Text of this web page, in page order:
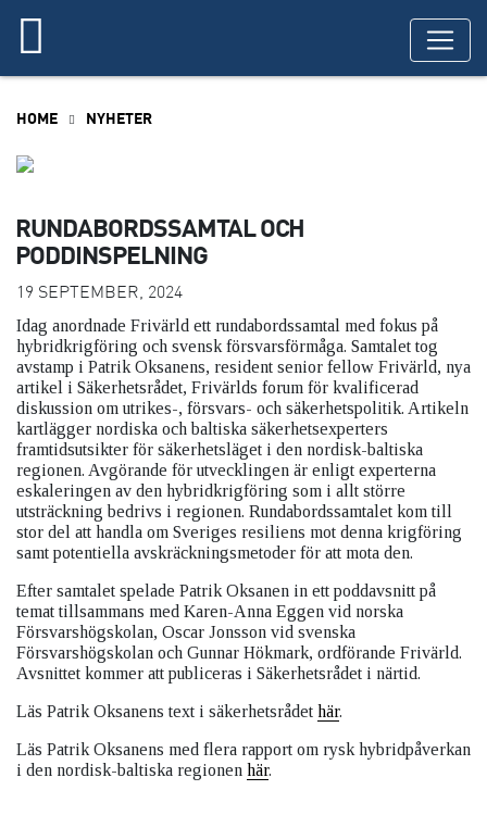
HOME NYHETER
RUNDABORDSSAMTAL OCH
PODDINSPELNING
19 SEPTEMBER, 2024
Idag anordnade Frivärld ett rundabordssamtal med fokus på
hybridkrigföring och svensk försvarsförmåga. Samtalet tog
avstamp i Patrik Oksanens, resident senior fellow Frivärld, nya
artikel i Säkerhetsrådet, Frivärlds forum för kvalificerad
diskussion om utrikes-, försvars- och säkerhetspolitik. Artikeln
kartlägger nordiska och baltiska säkerhetsexperters
framtidsutsikter för säkerhetsläget i den nordisk-baltiska
regionen. Avgörande för utvecklingen är enligt experterna
eskaleringen av den hybridkrigföring som i allt större
utsträckning bedrivs i regionen. Rundabordssamtalet kom till
stor del att handla om Sveriges resiliens mot denna krigföring
samt potentiella avskräckningsmetoder för att mota den.
Efter samtalet spelade Patrik Oksanen in ett poddavsnitt på
temat tillsammans med Karen-Anna Eggen vid norska
Försvarshögskolan, Oscar Jonsson vid svenska
Försvarshögskolan och Gunnar Hökmark, ordförande Frivärld.
Avsnittet kommer att publiceras i Säkerhetsrådet i närtid.
Läs Patrik Oksanens text i säkerhetsrådet här.
Läs Patrik Oksanens med flera rapport om rysk hybridpåverkan
i den nordisk-baltiska regionen här.